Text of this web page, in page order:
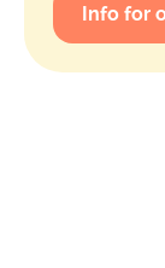
Info for